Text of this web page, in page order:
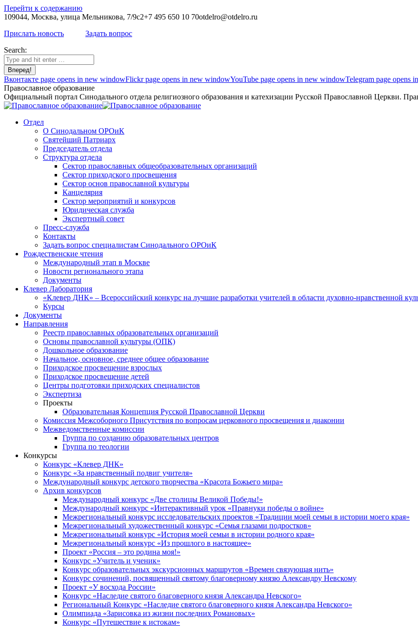
Перейти к содержанию
109044, Москва, улица Мельникова, 7/9с2+7 495 650 10 70otdelro@otdelro.ru
Прислать новость
Задать вопрос
Search:
Вконтакте page opens in new windowFlickr page opens in new windowYouTube page opens in new windowTelegram page opens
Православное образование
Официальный портал Синодального отдела религиозного образования и катехизации Русской Православной Церкви.
Отдел
О Синодальном ОРОиК
Святейший Патриарх
Председатель отдела
Структура отдела
Сектор православных общеобразовательных организаций
Сектор приходского просвещения
Сектор основ православной культуры
Канцелярия
Сектор мероприятий и конкурсов
Юридическая служба
Экспертный совет
Пресс-служба
Контакты
Задать вопрос специалистам Синодального ОРОиК
Рождественские чтения
Международный этап в Москве
Новости регионального этапа
Документы
Клевер Лаборатория
«Клевер ДНК» – Всероссийский конкурс на лучшие разработки учителей в области духовно-нравственной
Курсы
Документы
Направления
Реестр православных образовательных организаций
Основы православной культуры (ОПК)
Дошкольное образование
Начальное, основное, среднее общее образование
Приходское просвещение взрослых
Приходское просвещение детей
Центры подготовки приходских специалистов
Экспертиза
Проекты
Образовательная Концепция Русской Православной Церкви
Комиссия Межсоборного Присутствия по вопросам церковного просвещения и диаконии
Межведомственные комиссии
Группа по созданию образовательных центров
Группа по теологии
Конкурсы
Конкурс «Клевер ДНК»
Конкурс «За нравственный подвиг учителя»
Международный конкурс детского творчества «Красота Божьего мира»
Архив конкурсов
Международный конкурс «Две столицы Великой Победы!»
Международный конкурс «Интерактивный урок «Правнуки победы о войне»
Межрегиональный конкурс исследовательских проектов «Традиции моей семьи в истории моего края»
Межрегиональный художественный конкурс «Семья глазами подростков»
Межрегиональный конкурс «История моей семьи в истории родного края»
Межрегиональный конкурс «Из прошлого в настоящее»
Проект «Россия – это родина моя!»
Конкурс «Учитель и ученик»
Конкурс образовательных экскурсионных маршрутов «Времен связующая нить»
Конкурс сочинений, посвященный святому благоверному князю Александру Невскому
Проект «У восхода России»
Конкурс «Наследие святого благоверного князя Александра Невского»
Региональный Конкурс «Наследие святого благоверного князя Александра Невского»
Олимпиада «Зарисовка из жизни последних Романовых»
Конкурс «Путешествие к истокам»